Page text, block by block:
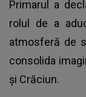
Primarul a
rolul de a
atmosferă de
consolida
şi Crăciun.